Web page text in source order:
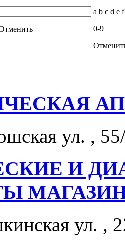
a b c d e
0-9
ул. ,
И
ул. ,